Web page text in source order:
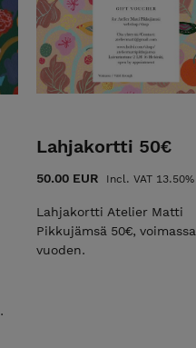
Lahjakortti 50€
50.00 EUR Incl. VAT 13.50%
Lahjakortti Atelier Matti
Pikkujämsä 50€, voimassa
vuoden.